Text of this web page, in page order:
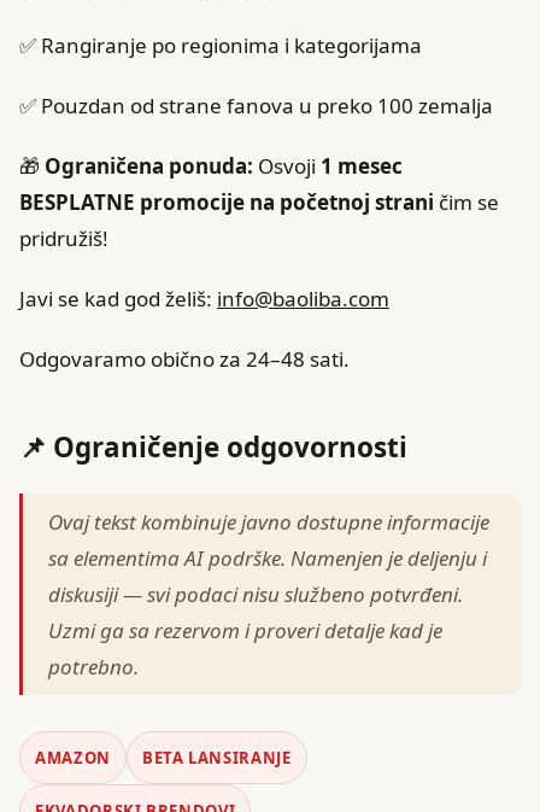
✅ Rangiranje po regionima i kategorijama
✅ Pouzdan od strane fanova u preko 100 zemalja
🎁 Ograničena ponuda: Osvoji 1 mesec
BESPLATNE promocije na početnoj strani čim se
pridružiš!
Javi se kad god želiš: info@baoliba.com
Odgovaramo obično za 24–48 sati.
📌 Ograničenje odgovornosti
Ovaj tekst kombinuje javno dostupne informacije
sa elementima AI podrške. Namenjen je deljenju i
diskusiji — svi podaci nisu službeno potvrđeni.
Uzmi ga sa rezervom i proveri detalje kad je
potrebno.
AMAZON BETA LANSIRANJE